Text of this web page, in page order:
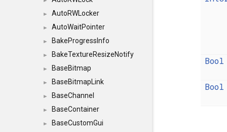
► AutoRWLocker
► AutoWaitPointer
► BakeProgressInfo
► BakeTextureResizeNotify
► BaseBitmap
► BaseBitmapLink
► BaseChannel
► BaseContainer
► BaseCustomGui
Bool
Bool